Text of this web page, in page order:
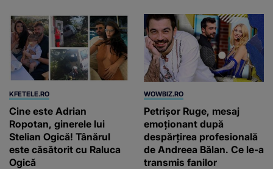
KFETELE.RO
Cine este Adrian
Ropotan, ginerele lui
Stelian Ogică! Tânărul
este căsătorit cu Raluca
Ogică
WOWBIZ.RO
Petrișor Ruge, mesaj
emoționant după
despărțirea profesională
de Andreea Bălan. Ce le-a
transmis fanilor